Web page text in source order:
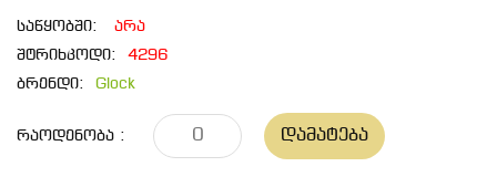
საწყობში:
არა
შტრიხკოდი:
4296
ბრენდი:
Glock
Რაოდენობა : Დამატება